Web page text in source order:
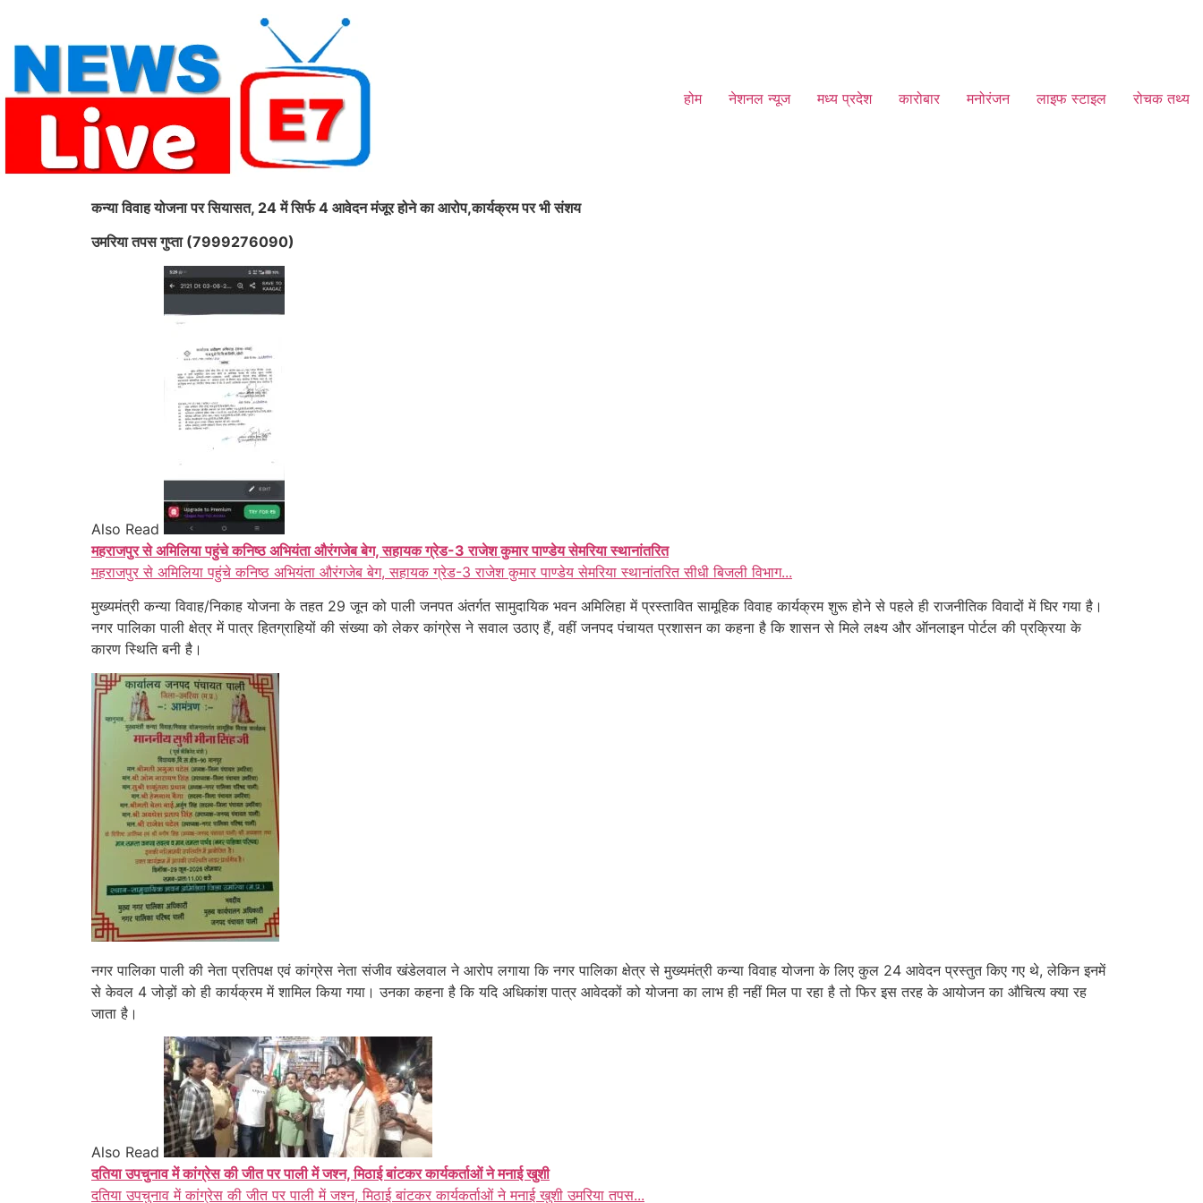
content
होम नेशनल न्यूज मध्य प्रदेश कारोबार मनोरंजन लाइफ स्टाइल रोचक तथ्य
कन्या विवाह योजना पर सियासत, 24 में सिर्फ 4 आवेदन मंजूर होने का आरोप,कार्यक्रम पर भी संशय
उमरिया तपस गुप्ता (7999276090)
Also Read
महराजपुर से अमिलिया पहुंचे कनिष्ठ अभियंता औरंगजेब बेग, सहायक ग्रेड-3 राजेश कुमार पाण्डेय सेमरिया स्थानांतरित
महराजपुर से अमिलिया पहुंचे कनिष्ठ अभियंता औरंगजेब बेग, सहायक ग्रेड-3 राजेश कुमार पाण्डेय सेमरिया स्थानांतरित सीधी बिजली विभाग...
मुख्यमंत्री कन्या विवाह/निकाह योजना के तहत 29 जून को पाली जनपत अंतर्गत सामुदायिक भवन अमिलिहा में प्रस्तावित सामूहिक विवाह कार्यक्रम शुरू होने से पहले ही राजनीतिक विवादों में घिर गया है।
नगर पालिका पाली क्षेत्र में पात्र हितग्राहियों की संख्या को लेकर कांग्रेस ने सवाल उठाए हैं, वहीं जनपद पंचायत प्रशासन का कहना है कि शासन से मिले लक्ष्य और ऑनलाइन पोर्टल की प्रक्रिया के
कारण स्थिति बनी है।
नगर पालिका पाली की नेता प्रतिपक्ष एवं कांग्रेस नेता संजीव खंडेलवाल ने आरोप लगाया कि नगर पालिका क्षेत्र से मुख्यमंत्री कन्या विवाह योजना के लिए कुल 24 आवेदन प्रस्तुत किए गए थे, लेकिन इनमें
से केवल 4 जोड़ों को ही कार्यक्रम में शामिल किया गया। उनका कहना है कि यदि अधिकांश पात्र आवेदकों को योजना का लाभ ही नहीं मिल पा रहा है तो फिर इस तरह के आयोजन का औचित्य क्या रह
जाता है।
Also Read
दतिया उपचुनाव में कांग्रेस की जीत पर पाली में जश्न, मिठाई बांटकर कार्यकर्ताओं ने मनाई खुशी
दतिया उपचुनाव में कांग्रेस की जीत पर पाली में जश्न, मिठाई बांटकर कार्यकर्ताओं ने मनाई खुशी उमरिया तपस...